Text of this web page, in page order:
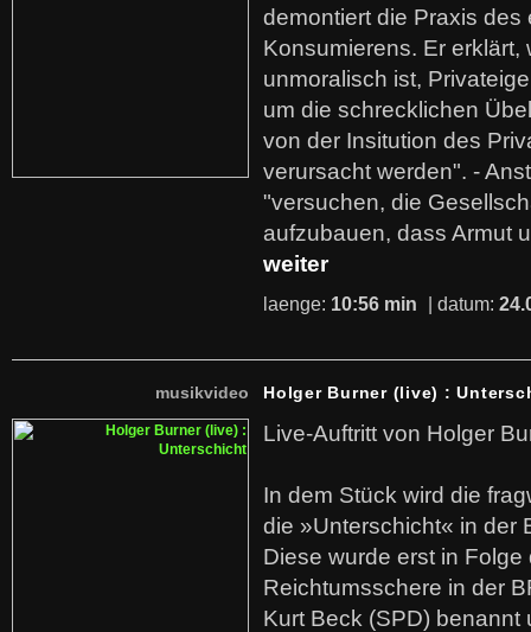
demontiert die Praxis des
Konsumierens. Er erklärt,
unmoralisch ist,
um die schrecklichen
von der Insitution des
verursacht werden". -
"versuchen, die
aufzubauen, dass Armut
weiter
laenge: 10:56 min | datum:
musikvideo Holger Burner (live) :
Live-Auftritt von Holger
In dem Stück wird die
die »Unterschicht« in der
Diese wurde erst in
Reichtumsschere in der
Kurt Beck (SPD)